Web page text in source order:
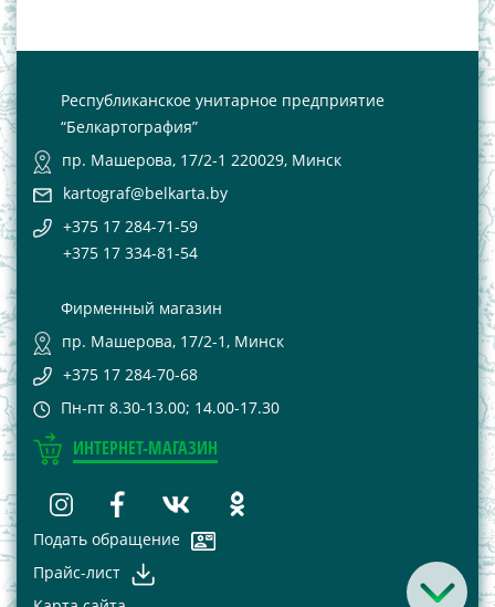
Республиканское унитарное предприятие
“Белкартография”
пр. Машерова, 17/2-1 220029, Минск
kartograf@belkarta.by
+375 17 284-71-59
+375 17 334-81-54
Фирменный магазин
пр. Машерова, 17/2-1, Минск
+375 17 284-70-68
Пн-пт 8.30-13.00; 14.00-17.30
ИНТЕРНЕТ-МАГАЗИН
Подать обращение
Прайс-лист